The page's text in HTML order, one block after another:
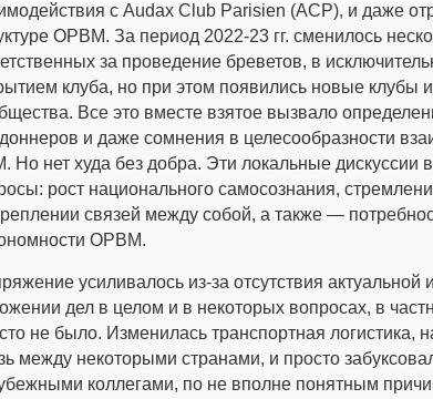
с Audax Club Parisien (ACP), и даже
ОРВМ. За период 2022-23 гг. сменилось
за проведение бреветов, в
клуба, но при этом появились новые клубы
Все это вместе взятое вызвало
и даже сомнения в целесообразности
Но нет худа без добра. Эти локальные дискуссии
рост национального самосознания,
связей между собой, а также —
ОРВМ.
усиливалось из-за отсутствия
дел в целом и в некоторых вопросах, в
не было. Изменилась транспортная логистика,
между некоторыми странами, и просто
коллегами, по не вполне понятным